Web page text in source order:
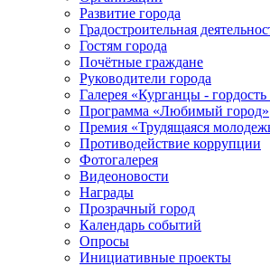
Развитие города
Градостроительная
Гостям города
Почётные граждане
Руководители города
Галерея «Курганцы - гордость
Программа «Любимый город»
Премия «Трудящаяся
Противодействие коррупции
Фотогалерея
Видеоновости
Награды
Прозрачный город
Календарь событий
Опросы
Инициативные проекты